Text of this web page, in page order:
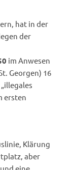
hat in der
der
im Anwesen
Georgen) 16
ersten
Klärung
aber